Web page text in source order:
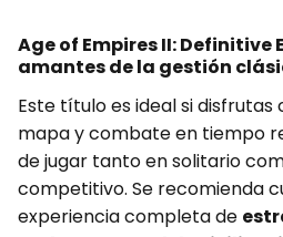
Age of Empires II: Definitive
amantes de la gestión
Este título es ideal si
mapa y combate en tiempo
de jugar tanto en solitario
competitivo. Se recomienda
experiencia completa de